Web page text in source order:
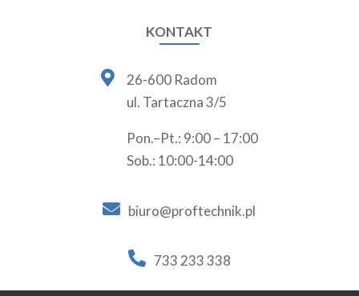
KONTAKT

26-600 Radom
ul. Tartaczna 3/5
Pon.–Pt.: 9:00 – 17:00
Sob.: 10:00-14:00
 biuro@proftechnik.pl
 733 233 338